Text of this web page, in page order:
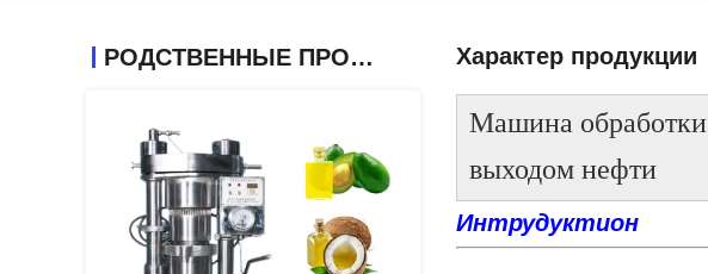
РОДСТВЕННЫЕ ПРОДУКТЫ Характер продукции
Машина обработки
выходом нефти
Интрудуктион